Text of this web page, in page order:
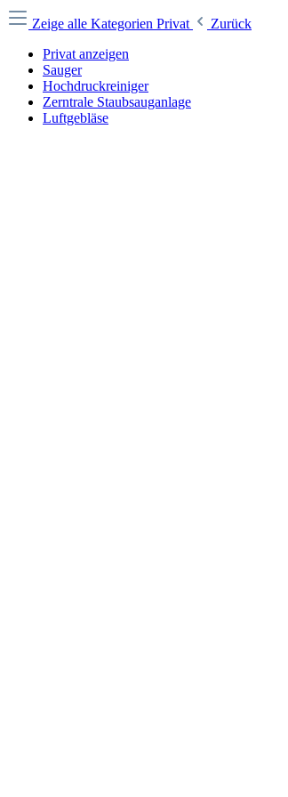
Zeige alle Kategorien Privat
Zurück
Privat anzeigen
Sauger
Hochdruckreiniger
Zerntrale Staubsauganlage
Luftgebläse